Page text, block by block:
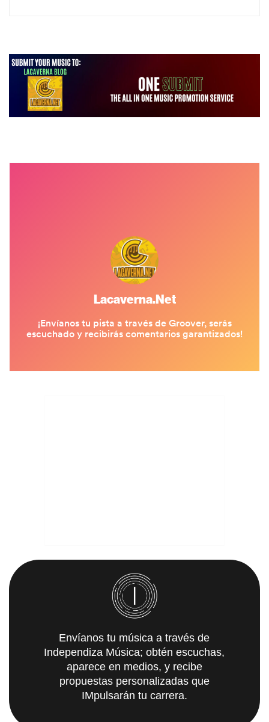
Envíanos tu música a través de
Independiza Música; obtén escuchas,
aparece en medios, y recibe
propuestas personalizadas que
IMpulsarán tu carrera.